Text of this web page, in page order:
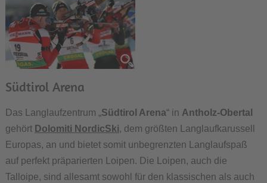
Südtirol Arena
Das Langlaufzentrum „Südtirol Arena“ in Antholz-Obertal
gehört Dolomiti NordicSki, dem größten Langlaufkarussell
Europas, an und bietet somit unbegrenzten Langlaufspaß
auf perfekt präparierten Loipen. Die Loipen, auch die
Talloipe, sind allesamt sowohl für den klassischen als auch